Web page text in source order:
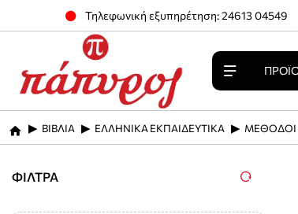
Τηλεφωνική εξυπηρέτηση: 24613 04549
home
ΒΙΒΛΙΑ ΕΛΛΗΝΙΚΑ ΕΚΠΑΙΔΕΥΤΙΚΑ ΜΕΘΟΔΟΙ
ΦΊΛΤΡΑ